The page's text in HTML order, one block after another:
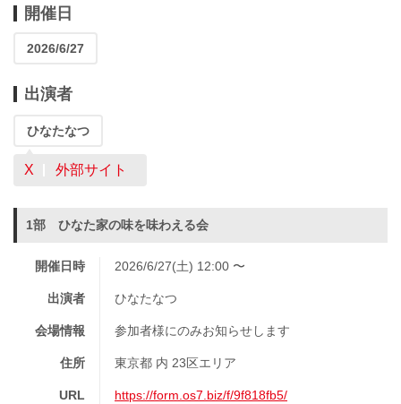
開催日
2026/6/27
出演者
ひなたなつ
X 外部サイト
1部 ひなた家の味を味わえる会
開催日時 2026/6/27(土) 12:00 〜
出演者 ひなたなつ
会場情報 参加者様にのみお知らせします
住所 東京都 内 23区エリア
URL https://form.os7.biz/f/9f818fb5/